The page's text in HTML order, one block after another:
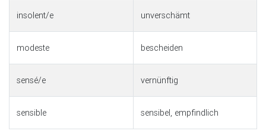
insolent/e unverschämt
modeste bescheiden
sensé/e vernünftig
sensible sensibel, empfindlich